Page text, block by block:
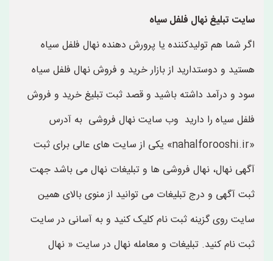
سایت تبلیغ نهال فلفل سیاه
اگر شما هم تولیدکننده یا پرورش دهنده نهال فلفل سیاه
هستید و دوستدارید از بازار خرید و فروش نهال فلفل سیاه
سود و درآمد داشته باشید و قصد ثبت تبلیغ خرید و فروش
فلفل سیاه را دارید وب سایت نهال فروشی به آدرس
«nahalforooshi.ir» یکی از سایت های عالی برای ثبت
آگهی نهال، نهال فروشی ها و تبلیغات نهال می باشد جهت
ثبت آگهی و درج تبلیغات می توانید از منوی بالای همین
سایت روی گزینه ثبت نام کلیک کنید و به آسانی در سایت
ثبت نام کنید. تبلیغات و معامله نهال در سایت « نهال